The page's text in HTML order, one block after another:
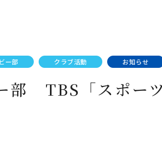
ー部 クラブ活動 お知らせ
部 TBS「スポー